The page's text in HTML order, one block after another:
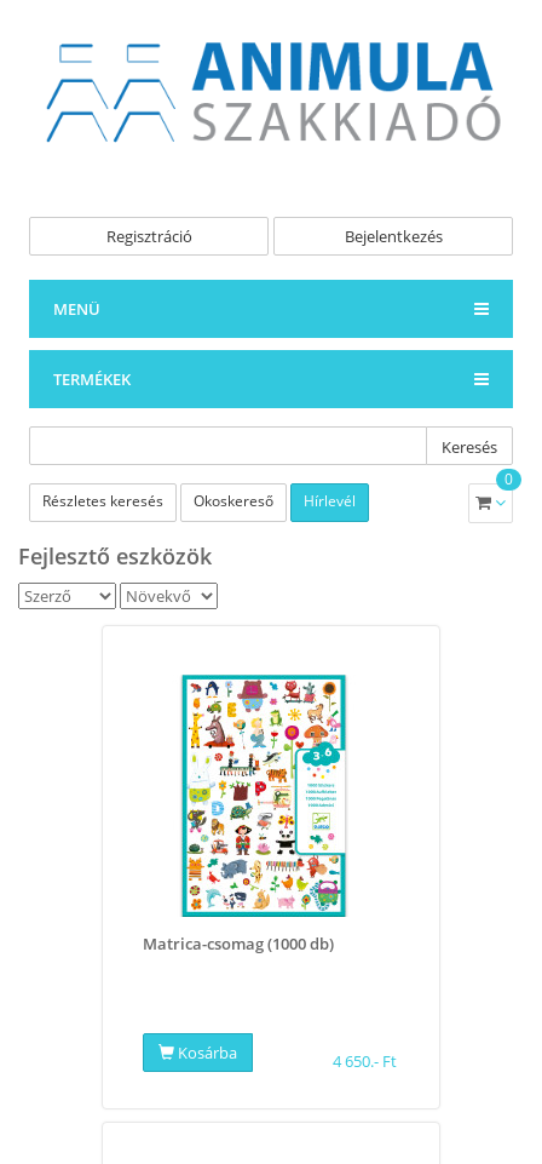
Regisztráció Bejelentkezés
MENÜ
TERMÉKEK
Keresés
Részletes keresés Okoskereső Hírlevél
0
Fejlesztő eszközök
Matrica-csomag (1000 db)
Kosárba 4 650.- Ft